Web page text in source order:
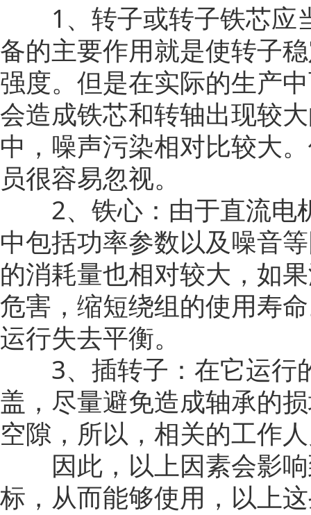
1、转子或转子铁芯应
备的主要作用就是使转子
强度。但是在实际的生产
会造成铁芯和转轴出现较
中，噪声污染相对比较大
员很容易忽视。
2、铁心：由于直流电
中包括功率参数以及噪音
的消耗量也相对较大，如
危害，缩短绕组的使用寿
运行失去平衡。
3、插转子：在它运行
盖，尽量避免造成轴承的
空隙，所以，相关的工作
因此，以上因素会影响
标，从而能够使用，以上